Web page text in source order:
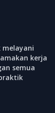
melayani
kerja
semua